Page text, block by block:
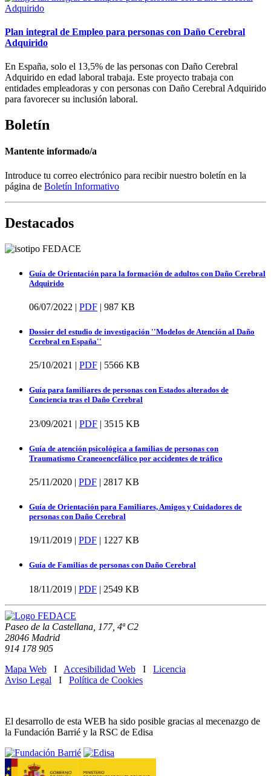
Plan integral de Empleo para personas con Daño Cerebral
Adquirido
En España, solo el 13,5% de las personas con Daño Cerebral
Adquirido en edad laboral trabaja. Este proyecto trabaja con
entidades empleadoras y con personas con Daño Cerebral Adquirido
para favorecer su inclusión laboral.
Boletín
Mantente informado/a
Introduce tu correo electrónico para recibir nuestro boletín en la
página de Boletín Informativo
Destacados
Guía de Orientación para la formación de adultos con Daño Cerebral
Adquirido
06/07/2022 | PDF | 987 KB
Dossier del estudio de investigación ''Modelos de Atención al Daño
Cerebral en España''
25/10/2021 | PDF | 5566 KB
Guía para familiares de personas con Estados alterados de
Conciencia tras el Daño Cerebral
23/09/2021 | PDF | 3515 KB
Guía de atención psicológica a familias de personas con
Traumatismo Craneoencefálico por accidentes de tráfico
25/11/2020 | PDF | 2817 KB
Guía de Orientación para Familiares, Amigos y Cuidadores de
personas con Daño Cerebral
19/11/2019 | PDF | 1227 KB
Guía de Familias de personas con Daño Cerebral
18/11/2019 | PDF | 2549 KB
Paseo de la Castellana, 177, 4ª C2
28046 Madrid
914 178 905
Mapa Web I Accesibilidad Web I Licencia
Aviso Legal I Política de Cookies
El desarrollo de esta WEB ha sido posible gracias al mecenazgo de
la Fundación Barrié y la RSC de Edisa